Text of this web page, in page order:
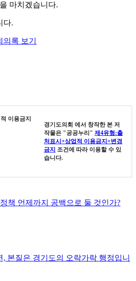
마치겠습니다.
다.
의록 보기
경기도의회 에서 창작한 본 저
작물은 "공공누리" 제4유형:출
처표시+상업적 이용금지+변경
금지 조건에 따라 이용할 수 있
습니다.
책 언제까지 공백으로 둘 것인가?
본질은 경기도의 오락가락 행정입니